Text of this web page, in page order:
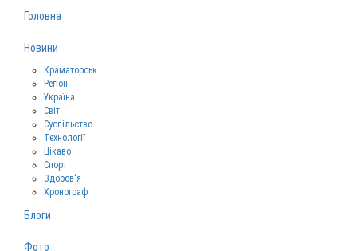
Головна
Новини
Краматорськ
Регіон
Україна
Світ
Суспільство
Технології
Цікаво
Спорт
Здоров‘я
Хронограф
Блоги
Фото